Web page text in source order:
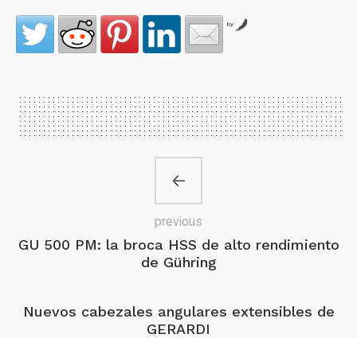
by
GU 500 PM: la broca HSS de alto rendimiento
de Gühring
previous
Nuevos cabezales angulares extensibles de
GERARDI